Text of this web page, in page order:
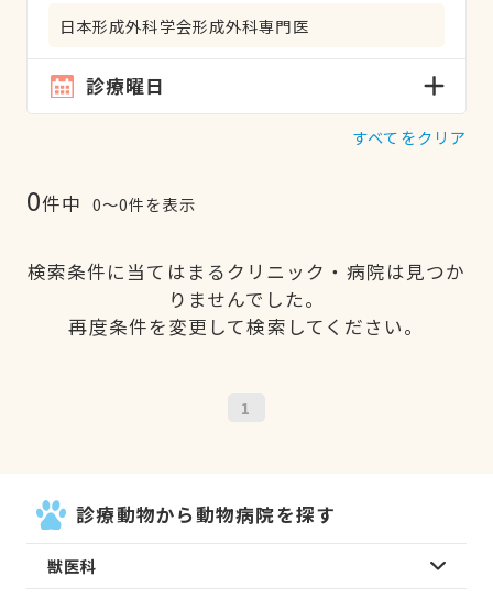
日本形成外科学会形成外科専門医
診療曜日
すべてをクリア
0件中 0〜0件を表示
検索条件に当てはまるクリニック・病院は見つか
りませんでした。
再度条件を変更して検索してください。
1
診療動物から動物病院を探す
獣医科